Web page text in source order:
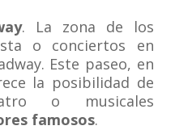
. La zona de los
o conciertos en
Este paseo, en
la posibilidad de
o musicales
famosos.